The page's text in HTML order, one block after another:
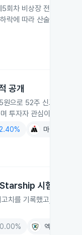
회차 비상장 전환사채
락에 따라 산술평균가
공개
으로 52주 신고가를 경
투자자 관심이 높아졌습
마그나 인터
시험비행 주
치를 기록했고, S&P
0.00% 엑스큐어